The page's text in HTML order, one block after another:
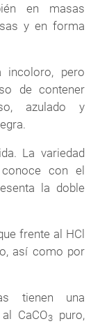
en masas
y en forma
incoloro, pero
de contener
azulado y
La variedad
con el
la doble
frente al HCl
así como por
tienen una
CaCO3
puro,